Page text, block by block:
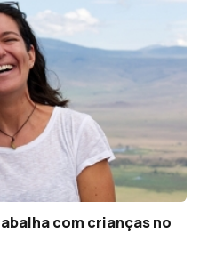
com crianças no